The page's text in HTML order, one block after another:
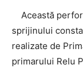
Această
sprijinului
realizate de
primarului Relu